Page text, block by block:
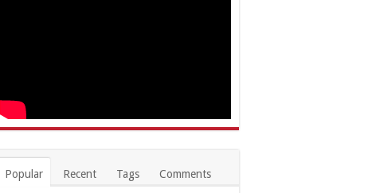
Popular Recent Tags Comments